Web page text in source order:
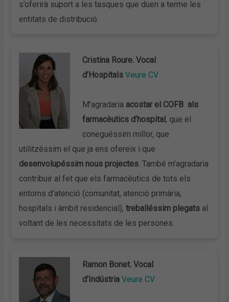
s’oferirà suport a les tasques que duen a terme les
entitats de distribució.
Cristina Roure. Vocal
d’HospitalsVeure CV
M’agradaria acostar el COFB als
farmacèutics d’hospital, que el
coneguéssim millor, que
utilitzéssim el que ja ens ofereix i que
desenvolupéssim nous projectes. També m’agradaria
contribuir al fet que els farmacèutics de tots els
entorns d’atenció (comunitat, atenció primària,
hospitals i àmbit residencial),treballéssim plegats al
voltant de les necessitats de les persones.
Ramon Bonet. Vocal
d’IndústriaVeure CV